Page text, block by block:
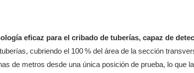
eficaz para el cribado de tuberías, capaz de
cubriendo el 100 % del área de la sección
de metros desde una única posición de prueba, lo que